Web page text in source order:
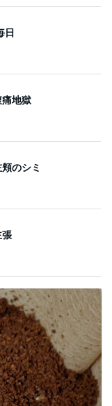
日
地獄
のシミ
張